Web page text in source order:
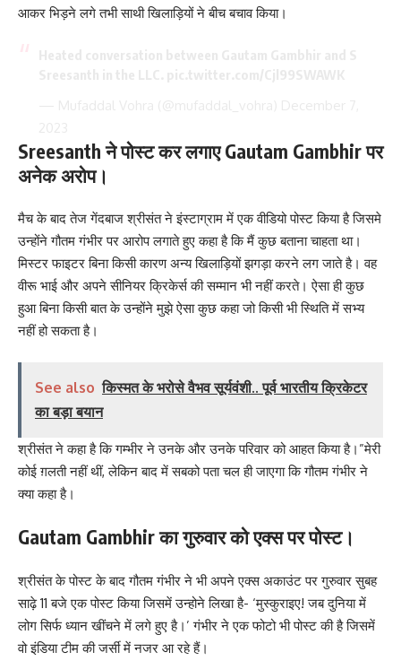
आकर भिड़ने लगे तभी साथी खिलाड़ियों ने बीच बचाव किया।
Sreesanth ने पोस्ट कर लगाए Gautam Gambhir पर
अनेक अरोप।
मैच के बाद तेज गेंदबाज श्रीसंत ने इंस्टाग्राम में एक वीडियो पोस्ट किया है जिसमे
उन्होंने गौतम गंभीर पर आरोप लगाते हुए कहा है कि मैं कुछ बताना चाहता था।
मिस्टर फाइटर बिना किसी कारण अन्य खिलाड़ियों झगड़ा करने लग जाते है। वह
वीरू भाई और अपने सीनियर क्रिकेर्स की सम्मान भी नहीं करते। ऐसा ही कुछ
हुआ बिना किसी बात के उन्होंने मुझे ऐसा कुछ कहा जो किसी भी स्थिति में सभ्य
नहीं हो सकता है।
See also किस्मत के भरोसे वैभव सूर्यवंशी.. पूर्व भारतीय क्रिकेटर
का बड़ा बयान
श्रीसंत ने कहा है कि गम्भीर ने उनके और उनके परिवार को आहत किया है।”मेरी
कोई ग़लती नहीं थीं, लेकिन बाद में सबको पता चल ही जाएगा कि गौतम गंभीर ने
क्या कहा है।
Gautam Gambhir का गुरुवार को एक्स पर पोस्ट।
श्रीसंत के पोस्ट के बाद गौतम गंभीर ने भी अपने एक्स अकाउंट पर गुरुवार सुबह
साढ़े 11 बजे एक पोस्ट किया जिसमें उन्होने लिखा है- ‘मुस्कुराइए! जब दुनिया में
लोग सिर्फ ध्यान खींचने में लगे हुए है।’ गंभीर ने एक फोटो भी पोस्ट की है जिसमें
वो इंडिया टीम की जर्सी में नजर आ रहे हैं।